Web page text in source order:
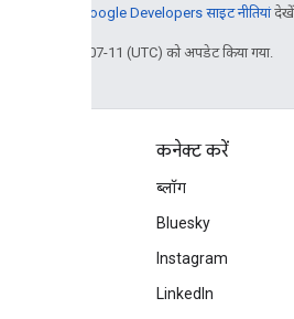
Google Developers साइट नीतियांदेखें.
बार 2026-07-11 (UTC) को अपडेट किया गया.
कनेक्ट करें
ब्लॉग
Bluesky
Instagram
LinkedIn